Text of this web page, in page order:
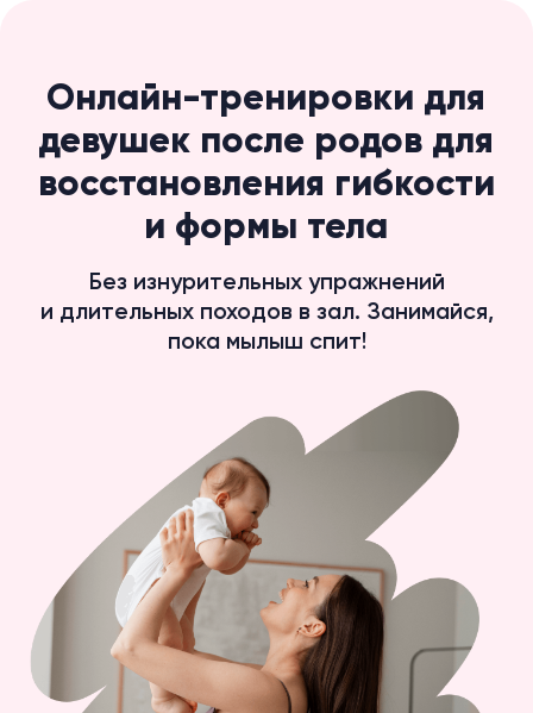
девушек после родов для
восстановления гибкости
и формы тела
и длительных походов в зал. Занимайся,
пока мылыш спит!
Начни сейчас! Выбери тариф и получи
доступ к более 1500 программ тренировок
со скидкой -65%